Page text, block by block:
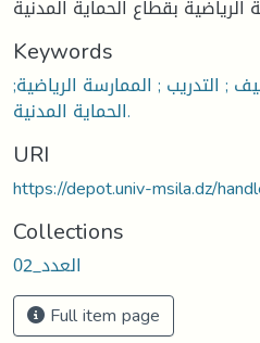
Keywords
; التدريب ; الممارسة الرياضية;
الحماية المدنية.
URI
https://depot.univ-msila.dz/
Collections
العدد_02
Full item page